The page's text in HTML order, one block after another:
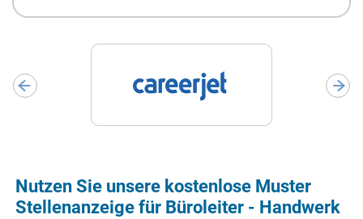
Nutzen Sie unsere kostenlose Muster
Stellenanzeige für Büroleiter - Handwerk